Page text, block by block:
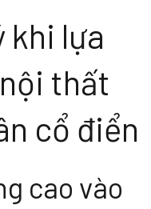
khi lựa
thất
cổ điển
cao vào